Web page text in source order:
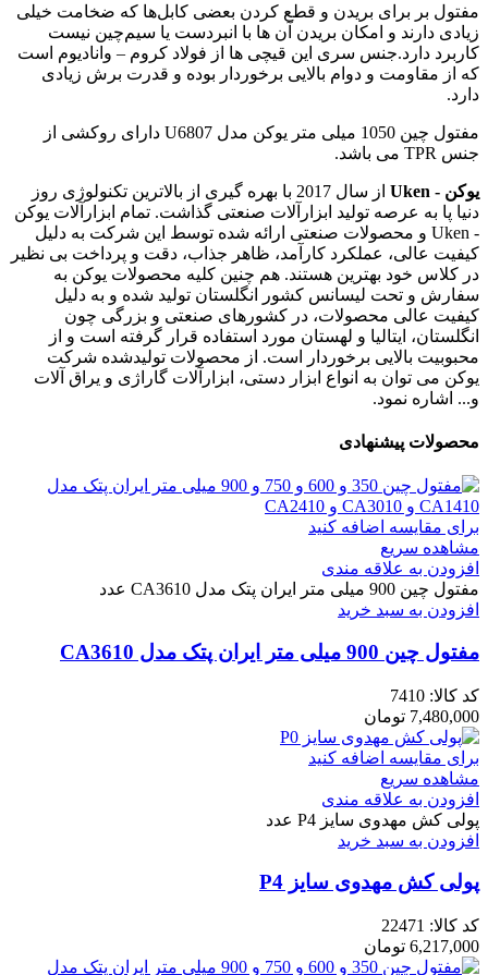
مفتول‌ بر برای بریدن و قطع کردن بعضی کابل‌ها که ضخامت خیلی
زیادی دارند و امکان بریدن آن ها با انبردست یا سیم‌چین نیست
کاربرد دارد.جنس سری این قیچی ها از فولاد کروم – وانادیوم است
که از مقاومت و دوام بالایی برخوردار بوده و قدرت برش زیادی
دارد.
مفتول چین 1050 میلی متر یوکن مدل U6807 دارای روکشی از
جنس TPR می باشد.
یوکن - Uken
از سال 2017 با بهره گیری از بالاترین تکنولوژی روز
دنیا پا به عرصه تولید ابزارآلات صنعتی گذاشت. تمام ابزارآلات یوکن
- Uken و محصولات صنعتی ارائه شده توسط این شرکت به دلیل
کیفیت عالی، عملکرد کارآمد، ظاهر جذاب، دقت و پرداخت بی نظیر
در کلاس خود بهترین هستند. هم چنین کلیه محصولات یوکن به
سفارش و تحت لیسانس کشور انگلستان تولید شده و به دلیل
کیفیت عالی محصولات، در کشورهای صنعتی و بزرگی چون
انگلستان، ایتالیا و لهستان مورد استفاده قرار گرفته است و از
محبوبیت بالایی برخوردار است. از محصولات تولیدشده شرکت
یوکن می توان به انواع ابزار دستی، ابزارآلات گاراژی و یراق آلات
و... اشاره نمود.
محصولات پیشنهادی
برای مقایسه اضافه کنید
مشاهده سریع
افزودن به علاقه مندی
مفتول چین 900 میلی متر ایران پتک مدل CA3610 عدد
افزودن به سبد خرید
مفتول چین 900 میلی متر ایران پتک مدل CA3610
کد کالا: 7410
7,480,000 تومان
برای مقایسه اضافه کنید
مشاهده سریع
افزودن به علاقه مندی
پولی کش مهدوی سایز P4 عدد
افزودن به سبد خرید
پولی کش مهدوی سایز P4
کد کالا: 22471
6,217,000 تومان